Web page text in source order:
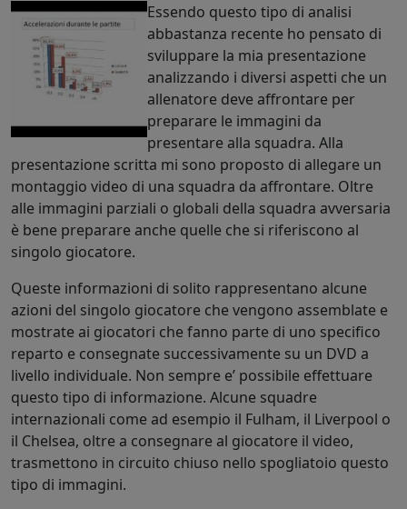
Essendo questo tipo di analisi
abbastanza recente ho pensato di
sviluppare la mia presentazione
analizzando i diversi aspetti che un
allenatore deve affrontare per
preparare le immagini da
presentare alla squadra. Alla
presentazione scritta mi sono proposto di allegare un
montaggio video di una squadra da affrontare. Oltre
alle immagini parziali o globali della squadra avversaria
è bene preparare anche quelle che si riferiscono al
singolo giocatore.
Queste informazioni di solito rappresentano alcune
azioni del singolo giocatore che vengono assemblate e
mostrate ai giocatori che fanno parte di uno specifico
reparto e consegnate successivamente su un DVD a
livello individuale. Non sempre e’ possibile effettuare
questo tipo di informazione. Alcune squadre
internazionali come ad esempio il Fulham, il Liverpool o
il Chelsea, oltre a consegnare al giocatore il video,
trasmettono in circuito chiuso nello spogliatoio questo
tipo di immagini.